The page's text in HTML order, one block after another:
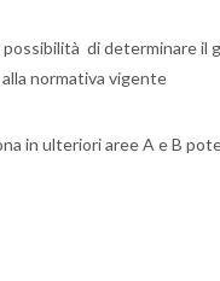
di determinare
normativa vigente
in ulteriori aree A e B